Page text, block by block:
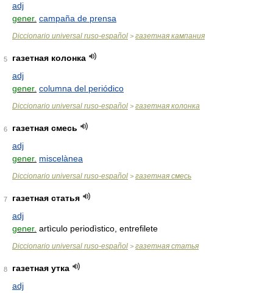
adj
gener. campaña de prensa
Diccionario universal ruso-español > газетная кампания
5
газетная колонка
adj
gener. columna del periódico
Diccionario universal ruso-español > газетная колонка
6
газетная смесь
adj
gener. miscelànea
Diccionario universal ruso-español > газетная смесь
7
газетная статья
adj
gener. artìculo periodìstico, entrefilete
Diccionario universal ruso-español > газетная статья
8
газетная утка
adj